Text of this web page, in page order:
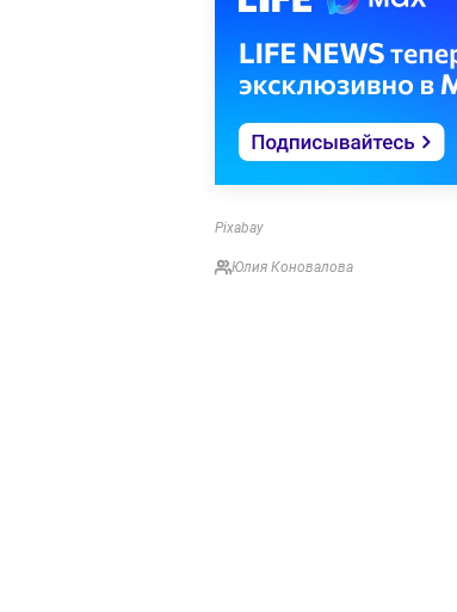
Pixabay
Юлия Коновалова